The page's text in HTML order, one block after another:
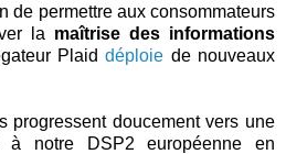
de permettre aux consommateurs
la maîtrise des informations
Plaiddéploie de nouveaux
progressent doucement vers une
à notre DSP2 européenne en